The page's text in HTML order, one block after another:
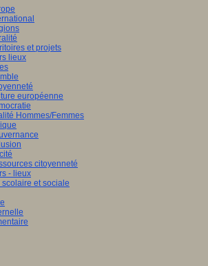
et projets
lieux
européenne
Hommes/Femmes
citoyenneté
- lieux
scolaire et sociale